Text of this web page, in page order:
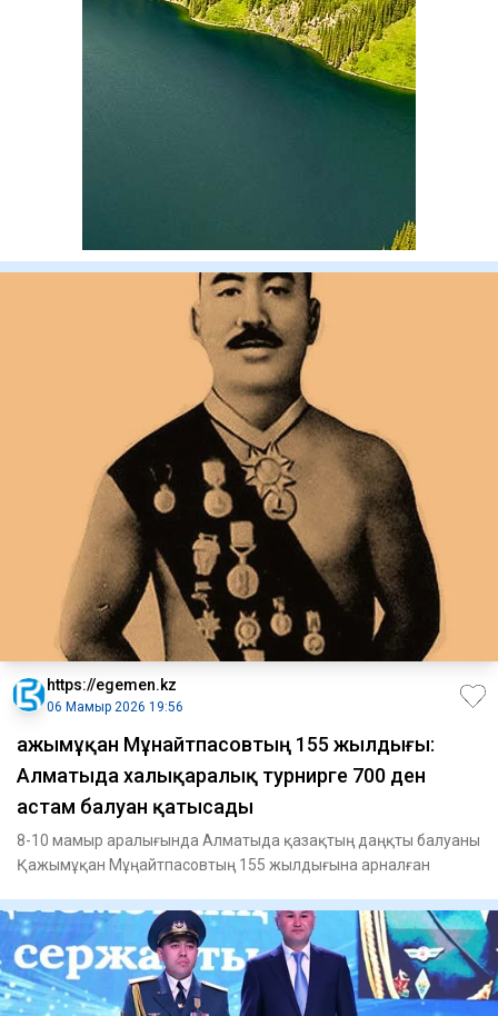
https://egemen.kz
06 Мамыр 2026 19:56
Қажымұқан Мұнайтпасовтың 155 жылдығы:
Алматыда халықаралық турнирге 700 ден
астам балуан қатысады
8-10 мамыр аралығында Алматыда қазақтың даңқты балуаны
Қажымұқан Мұңайтпасовтың 155 жылдығына арналған